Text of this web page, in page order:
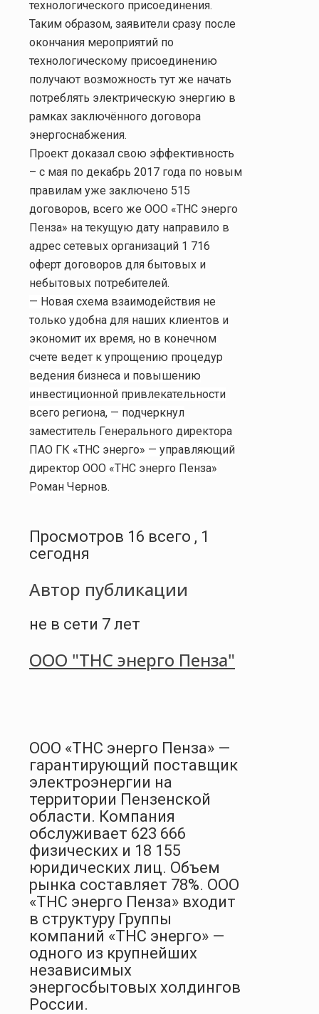
технологического присоединения.
Таким образом, заявители сразу после
окончания мероприятий по
технологическому присоединению
получают возможность тут же начать
потреблять электрическую энергию в
рамках заключённого договора
энергоснабжения.
Проект доказал свою эффективность
– с мая по декабрь 2017 года по новым
правилам уже заключено 515
договоров, всего же ООО «ТНС энерго
Пенза» на текущую дату направило в
адрес сетевых организаций 1 716
оферт договоров для бытовых и
небытовых потребителей.
— Новая схема взаимодействия не
только удобна для наших клиентов и
экономит их время, но в конечном
счете ведет к упрощению процедур
ведения бизнеса и повышению
инвестиционной привлекательности
всего региона, — подчеркнул
заместитель Генерального директора
ПАО ГК «ТНС энерго» — управляющий
директор ООО «ТНС энерго Пенза»
Роман Чернов.
Просмотров 16 всего , 1
сегодня
Автор публикации
не в сети 7 лет
ООО "ТНС энерго Пенза"
ООО «ТНС энерго Пенза» —
гарантирующий поставщик
электроэнергии на
территории Пензенской
области. Компания
обслуживает 623 666
физических и 18 155
юридических лиц. Объем
рынка составляет 78%. ООО
«ТНС энерго Пенза» входит
в структуру Группы
компаний «ТНС энерго» —
одного из крупнейших
независимых
энергосбытовых холдингов
России.